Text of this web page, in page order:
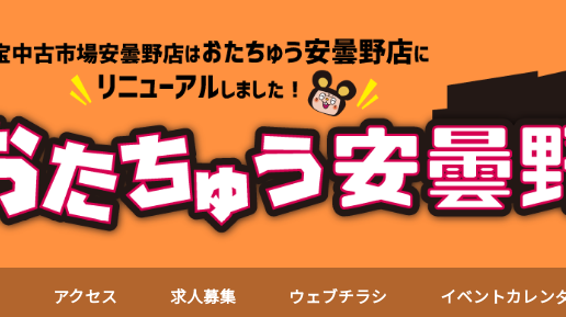
アクセス 求人募集 ウェブチラシ イベントカレン